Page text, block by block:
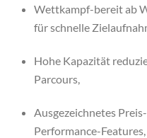
Wettkampf-bereit ab
für schnelle
Hohe Kapazität
Parcours,
Ausgezeichnetes
Performance-Features,